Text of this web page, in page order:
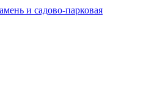
и садово-парковая